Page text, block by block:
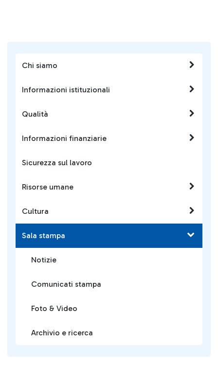
Chi siamo
Informazioni istituzionali
Qualità
Informazioni finanziarie
Sicurezza sul lavoro
Risorse umane
Cultura
Sala stampa
Notizie
Comunicati stampa
Foto & Video
Archivio e ricerca